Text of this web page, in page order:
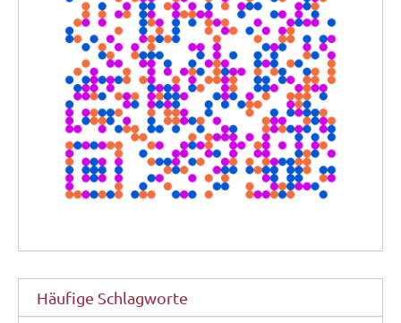
Häufige Schlagworte